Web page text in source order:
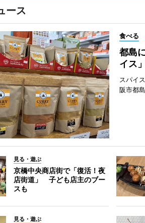
ース
食べる
都島
イス
スパイ
阪市都
見る・遊ぶ
京橋中央商店街で「復活！夜
店街道」 子ども店主のブー
スも
見る・遊ぶ